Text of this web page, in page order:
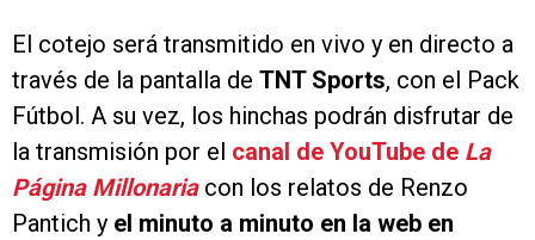
El cotejo será transmitido en vivo y en directo a
través de la pantalla de TNT Sports, con el Pack
Fútbol. A su vez, los hinchas podrán disfrutar de
la transmisión por el canal de YouTube de La
Página Millonariacon los relatos de Renzo
Pantich y el minuto a minuto en la web en